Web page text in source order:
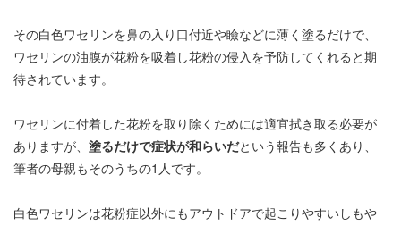
その白色ワセリンを鼻の入り口付近や瞼などに薄く塗るだけで、
ワセリンの油膜が花粉を吸着し花粉の侵入を予防してくれると期
待されています。
ワセリンに付着した花粉を取り除くためには適宜拭き取る必要が
ありますが、 塗るだけで症状が和らいだという報告も多くあり、
筆者の母親もそのうちの1人です。
白色ワセリンは花粉症以外にもアウトドアで起こりやすいしもや